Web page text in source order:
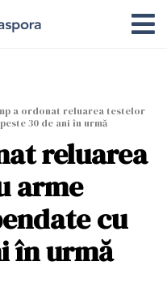
a ordonat reluarea testelor
30 de ani în urmă
reluarea
arme
cu
în urmă